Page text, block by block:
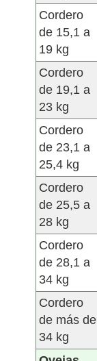
Cordero
de 15,1 a
19 kg
Cordero
de 19,1 a
23 kg
Cordero
de 23,1 a
25,4 kg
Cordero
de 25,5 a
28 kg
Cordero
de 28,1 a
34 kg
Cordero
de más de
34 kg